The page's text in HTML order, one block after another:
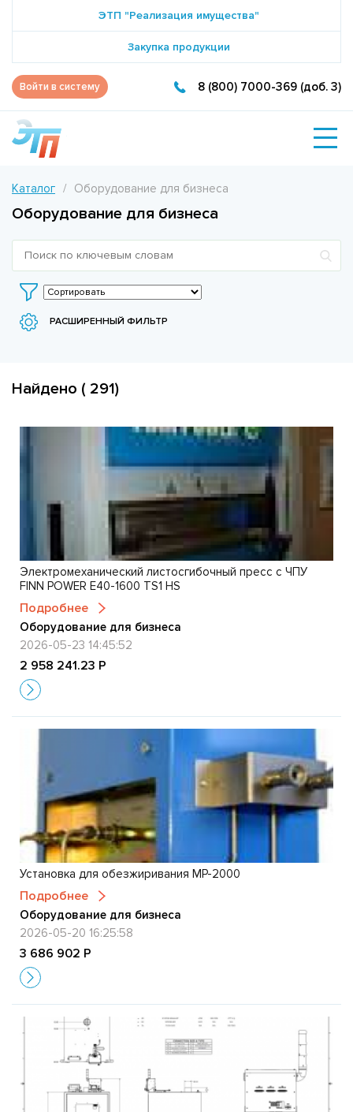
ЭТП "Реализация имущества"
Закупка продукции
Войти в систему 8 (800) 7000-369 (доб. 3)
Каталог Оборудование для бизнеса
Оборудование для бизнеса
РАСШИРЕННЫЙ ФИЛЬТР
Найдено ( 291)
Электромеханический листосгибочный пресс с ЧПУ
FINN POWER Е40-1600 TS1 HS
Подробнее
Оборудование для бизнеса
2026-05-23 14:45:52
2 958 241.23 Р
Установка для обезжиривания МР-2000
Подробнее
Оборудование для бизнеса
2026-05-20 16:25:58
3 686 902 Р